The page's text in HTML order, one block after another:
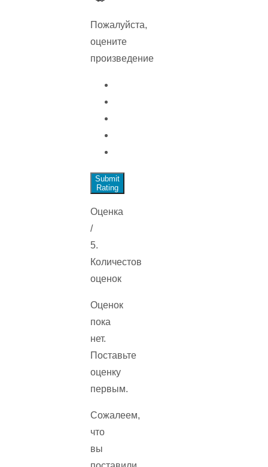
Пожалуйста,
оцените
произведение
Submit
Rating
Оценка
/
5.
Количестов
оценок
Оценок
пока
нет.
Поставьте
оценку
первым.
Сожалеем,
что
вы